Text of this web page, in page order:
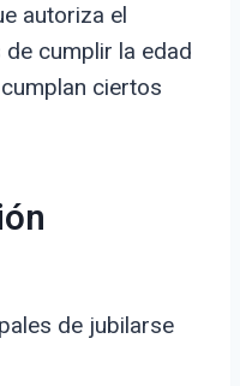
autoriza el
cumplir la edad
ciertos
de jubilarse